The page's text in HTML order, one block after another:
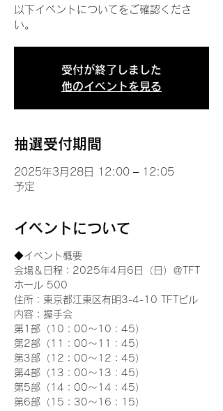
以下イベントについてをご確認くださ
い。
受付が終了しました
他のイベントを見る
抽選受付期間
2025年3月28日 12:00 – 12:05
予定
イベントについて
◆イベント概要
会場＆日程：2025年4月6日（日）＠TFT
ホール 500
住所：東京都江東区有明3-4-10 TFTビル
内容：握手会
第1部（10：00～10：45）
第2部（11：00～11：45）
第3部（12：00～12：45）
第4部（13：00～13：45）
第5部（14：00～14：45）
第6部（15：30～16：15）